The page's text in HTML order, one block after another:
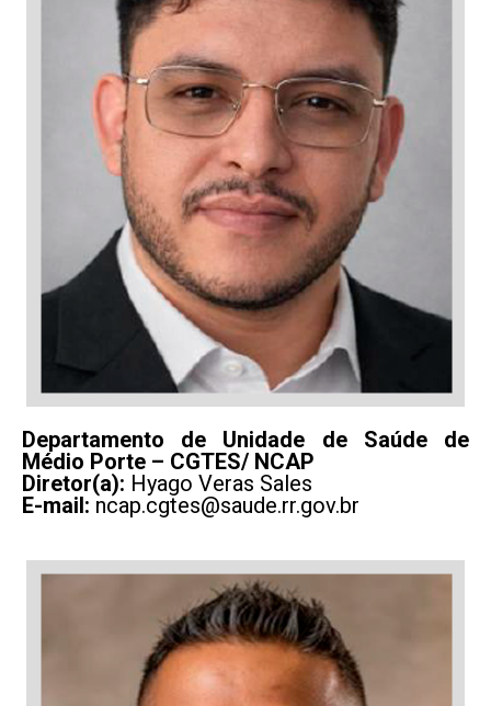
Departamento de Unidade de Saúde de
Médio Porte – CGTES/ NCAP
Diretor(a): Hyago Veras Sales
E-mail: ncap.cgtes@saude.rr.gov.br